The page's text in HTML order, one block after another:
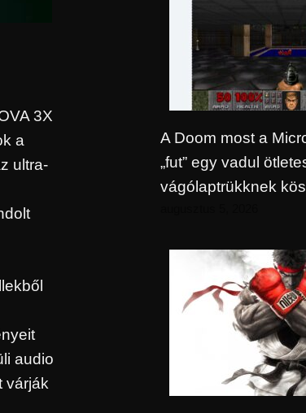
3X
a
ultra-
audio
várják
A Doom most a
„fut” egy vadul
vágólaptrükknek